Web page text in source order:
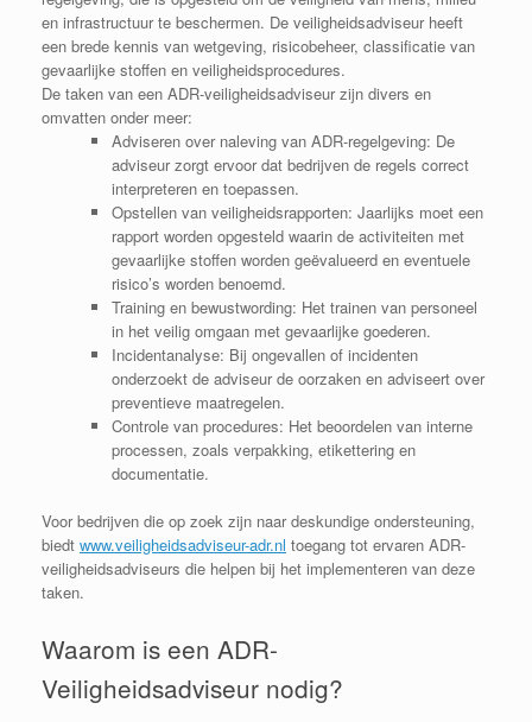
en infrastructuur te beschermen. De veiligheidsadviseur heeft
een brede kennis van wetgeving, risicobeheer, classificatie van
gevaarlijke stoffen en veiligheidsprocedures.
De taken van een ADR-veiligheidsadviseur zijn divers en
omvatten onder meer:
Adviseren over naleving van ADR-regelgeving: De
adviseur zorgt ervoor dat bedrijven de regels correct
interpreteren en toepassen.
Opstellen van veiligheidsrapporten: Jaarlijks moet een
rapport worden opgesteld waarin de activiteiten met
gevaarlijke stoffen worden geëvalueerd en eventuele
risico’s worden benoemd.
Training en bewustwording: Het trainen van personeel
in het veilig omgaan met gevaarlijke goederen.
Incidentanalyse: Bij ongevallen of incidenten
onderzoekt de adviseur de oorzaken en adviseert over
preventieve maatregelen.
Controle van procedures: Het beoordelen van interne
processen, zoals verpakking, etikettering en
documentatie.
Voor bedrijven die op zoek zijn naar deskundige ondersteuning,
biedt www.veiligheidsadviseur-adr.nl toegang tot ervaren ADR-
veiligheidsadviseurs die helpen bij het implementeren van deze
taken.
Waarom is een ADR-
Veiligheidsadviseur nodig?